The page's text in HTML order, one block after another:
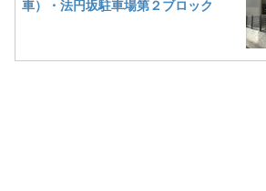
車）・法円坂駐車場第２ブロック